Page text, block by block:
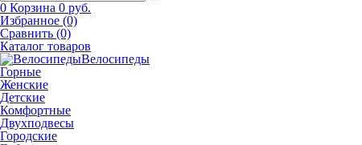
0 Корзина 0 руб.
Избранное (0)
Сравнить (0)
Каталог товаров
Велосипеды
Горные
Женские
Детские
Комфортные
Двухподвесы
Городские